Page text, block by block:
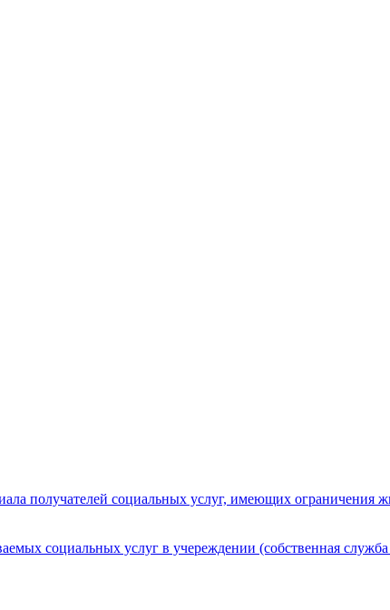
получателей социальных услуг, имеющих ограничения
социальных услуг в учереждении (собственная